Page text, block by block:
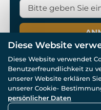
© Alle Rechte
Powered by
Diese Website
Diese Website verwendet
Benutzerfreundlichkeit zu
unserer Website erklären
unserer Cookie-
persönlicher Daten